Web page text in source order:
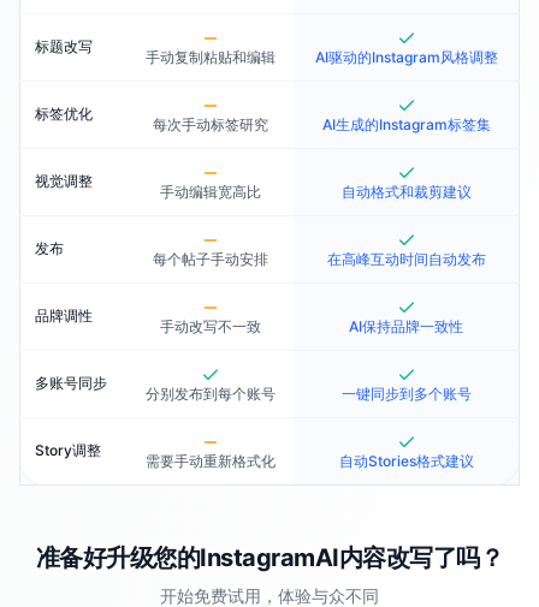
标题改写
手动复制粘贴和编辑 AI驱动的Instagram风格调整
标签优化
每次手动标签研究 AI生成的Instagram标签集
视觉调整
手动编辑宽高比 自动格式和裁剪建议
发布
每个帖子手动安排 在高峰互动时间自动发布
品牌调性
手动改写不一致 AI保持品牌一致性
多账号同步
分别发布到每个账号 一键同步到多个账号
Story调整
需要手动重新格式化 自动Stories格式建议
准备好升级您的InstagramAI内容改写了吗？
开始免费试用，体验与众不同